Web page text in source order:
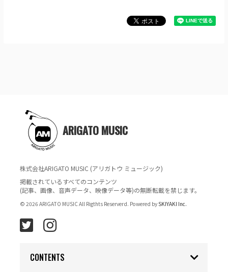
ARIGATO MUSIC
株式会社ARIGATO MUSIC (アリガトウ ミュージック)
掲載されているすべてのコンテンツ
(記事、画像、音声データ、映像データ等)の無断転載を禁じます。
© 2026 ARIGATO MUSIC All Rigthts Reserverd. Powered by SKIYAKI Inc.
CONTENTS